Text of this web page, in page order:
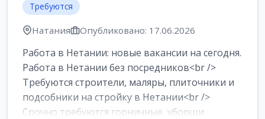
Требуются
Натания Опубликовано: 17.06.2026
Работа в Нетании: новые вакансии на сегодня.
Работа в Нетании без посредников<br />
Требуются строители, маляры, плиточники и
подсобники на стройку в Нетании<br />
Срочно требуются горничные, уборщи...